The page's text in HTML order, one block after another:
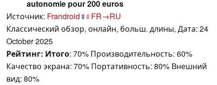
autonomie pour 200 euros
Источник: Frandroid
FR→RU
Классический обзор, онлайн, больш. длины, Дата: 24
October 2025
Рейтинг: Итого: 70% Производительность: 60%
Качество экрана: 70% Портативность: 80% Внешний
вид: 80%